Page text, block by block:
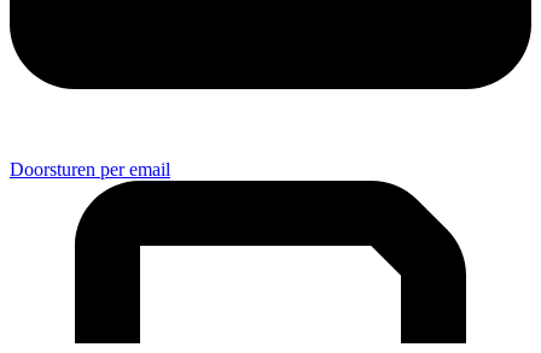
Doorsturen per email